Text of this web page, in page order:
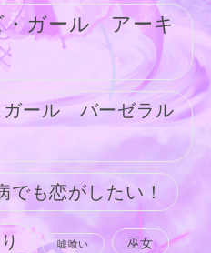
・ガール アーキ
ガール バーゼラル
でも恋がしたい！
嘘喰い 巫女